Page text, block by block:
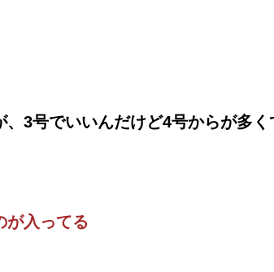
3号でいいんだけど4号からが多く
が入ってる